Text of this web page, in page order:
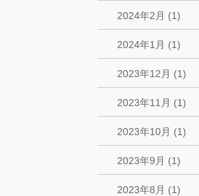
2024年2月 (1)
2024年1月 (1)
2023年12月 (1)
2023年11月 (1)
2023年10月 (1)
2023年9月 (1)
2023年8月 (1)